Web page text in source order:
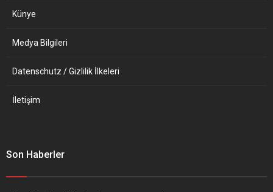
Künye
Medya Bilgileri
Datenschutz / Gizlilik İlkeleri
İletişim
Son Haberler